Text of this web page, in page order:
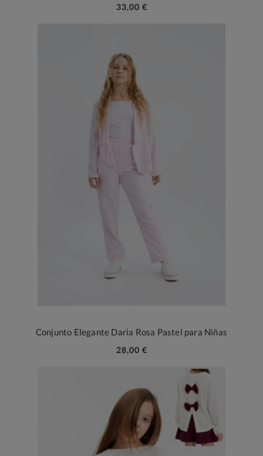
33,00 €
Conjunto Elegante Daria Rosa Pastel para Niñas
28,00 €